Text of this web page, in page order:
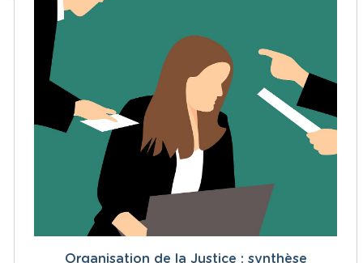
Organisation de la Justice : synthèse